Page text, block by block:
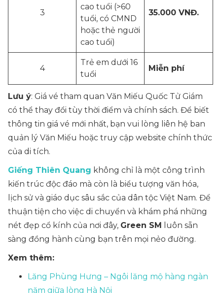
3
cao tuổi (>60
tuổi, có CMND
hoặc thẻ người
cao tuổi)
35.000 VNĐ.
4
Trẻ em dưới 16
tuổi
Miễn phí
Lưu ý: Giá vé tham quan Văn Miếu Quốc Tử Giám
có thể thay đổi tùy thời điểm và chính sách. Để biết
thông tin giá vé mới nhất, bạn vui lòng liên hệ ban
quản lý Văn Miếu hoặc truy cập website chính thức
của di tích.
Giếng Thiên Quang không chỉ là một công trình
kiến trúc độc đáo mà còn là biểu tượng văn hóa,
lịch sử và giáo dục sâu sắc của dân tộc Việt Nam. Để
thuận tiện cho việc di chuyển và khám phá những
nét đẹp cổ kính của nơi đây, Green SM luôn sẵn
sàng đồng hành cùng bạn trên mọi nẻo đường.
Xem thêm:
Lăng Phùng Hưng – Ngôi lăng mộ hàng ngàn
năm giữa lòng Hà Nội